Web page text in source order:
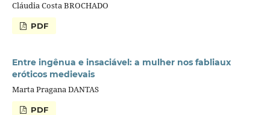
Cláudia Costa BROCHADO
PDF
Entre ingênua e insaciável: a mulher nos fabliaux
eróticos medievais
Marta Pragana DANTAS
PDF